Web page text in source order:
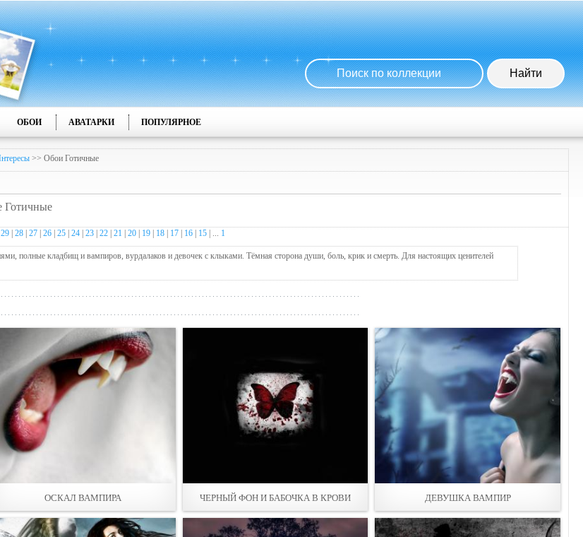
ОБОИ АВАТАРКИ ПОПУЛЯРНОЕ
>> Обои Готичные
Готичные
29 28 27 26 25 24 23 22 21 20 19 18 17 16 15 | ... 1
полные кладбищ и вампиров, вурдалаков и девочек с клыками. Тёмная сторона души, боль, крик и смерть. Для настоящих ценителей
ОСКАЛ ВАМПИРА ЧЕРНЫЙ ФОН И БАБОЧКА В КРОВИ ДЕВУШКА ВАМПИР